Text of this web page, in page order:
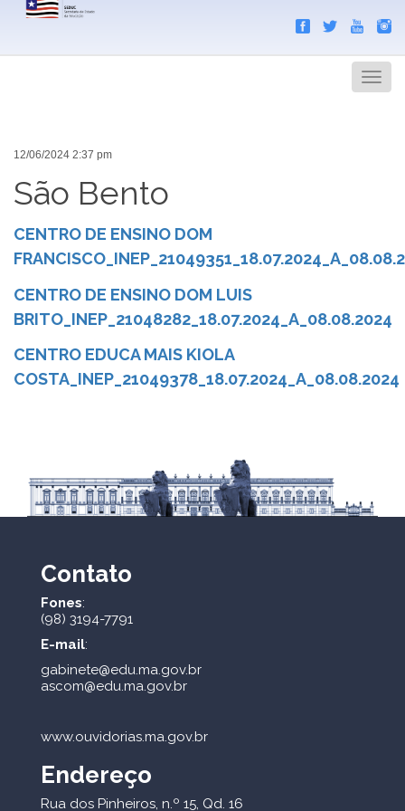
Menu
12/06/2024 2:37 pm
São Bento
CENTRO DE ENSINO DOM
CENTRO DE ENSINO DOM LUIS
BRITO_INEP_21048282_18.07.2024_A_08.08.2024
CENTRO EDUCA MAIS KIOLA
COSTA_INEP_21049378_18.07.2024_A_08.08.2024
Contato
Fones:
(98) 3194-7791
E-mail:
gabinete@edu.ma.gov.br
ascom@edu.ma.gov.br
www.ouvidorias.ma.gov.br
Endereço
Rua dos Pinheiros, n.º 15, Qd. 16